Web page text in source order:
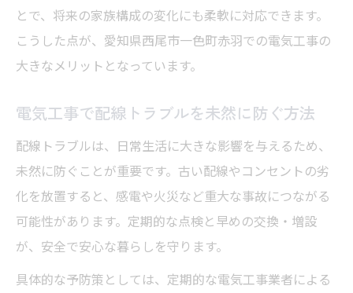
とで、将来の家族構成の変化にも柔軟に対応できます。
こうした点が、愛知県西尾市一色町赤羽での電気工事の
大きなメリットとなっています。
電気工事で配線トラブルを未然に防ぐ方法
配線トラブルは、日常生活に大きな影響を与えるため、
未然に防ぐことが重要です。古い配線やコンセントの劣
化を放置すると、感電や火災など重大な事故につながる
可能性があります。定期的な点検と早めの交換・増設
が、安全で安心な暮らしを守ります。
具体的な予防策としては、定期的な電気工事業者による